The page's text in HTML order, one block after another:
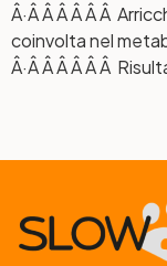
Â·Â Â Â Â Â Â
coinvolta nel
Â·Â Â Â Â Â Â